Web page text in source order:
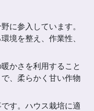
に参入しています。
境を整え、作業性、
かさを利用すること
、柔らかく甘い作物
す。ハウス栽培に適